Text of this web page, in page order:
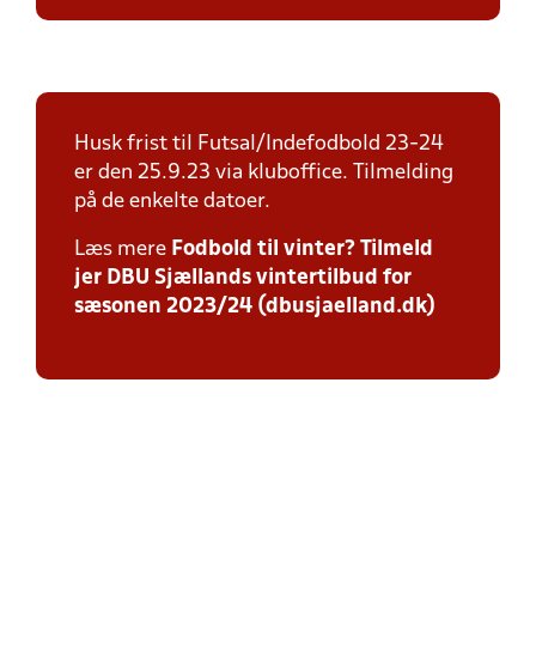
Husk frist til Futsal/Indefodbold 23-24
er den 25.9.23 via kluboffice. Tilmelding
på de enkelte datoer.
Læs mere Fodbold til vinter? Tilmeld
jer DBU Sjællands vintertilbud for
sæsonen 2023/24 (dbusjaelland.dk)